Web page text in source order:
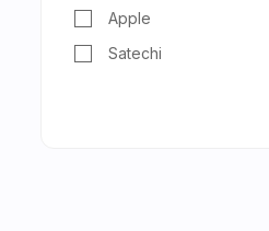
Apple
Satechi